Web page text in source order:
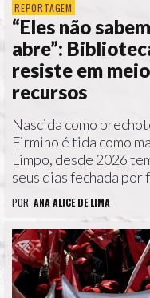
REPORTAGEM
“Eles não
abre”:
resiste em
recursos
Nascida como
Firmino é tida como
Limpo, desde 2026
seus dias fechada por
POR ANA ALICE DE LIMA